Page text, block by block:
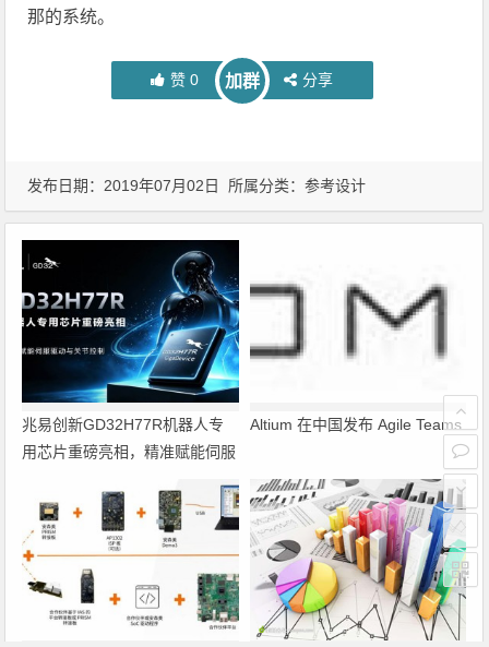
那的系统。
赞 0 加群 分享
发布日期：2019年07月02日 所属分类：参考设计
兆易创新GD32H77R机器人专
用芯片重磅亮相，精准赋能伺服
Altium 在中国发布 Agile Teams